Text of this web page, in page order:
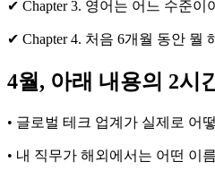
✔ Chapter 3. 영어는 어느 수준
✔ Chapter 4. 처음 6개월 동안 뭘
4월, 아래 내용의 2시
• 글로벌 테크 업계가 실제로 어
• 내 직무가 해외에서는 어떤 이